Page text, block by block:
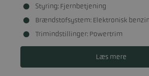
Styring: Fjernbetjening
Brændstofsystem: Elektronisk
Trimindstillinger: Powertrim
Læs mere